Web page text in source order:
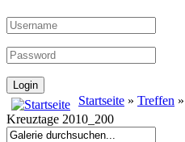
Startseite » Treffen »
Kreuztage 2010_200